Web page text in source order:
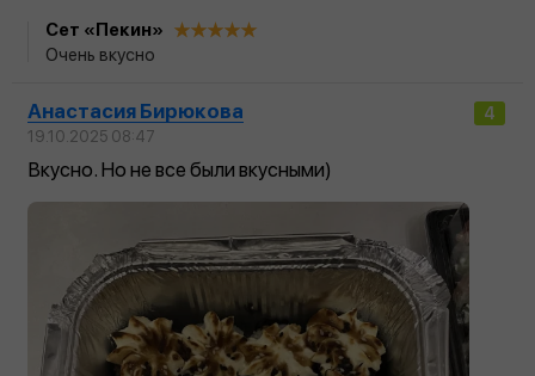
Сет «Пекин»
Очень вкусно
4
Анастасия Бирюкова
19.10.2025 08:47
Вкусно. Но не все были вкусными)